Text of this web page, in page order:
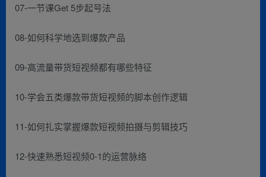
07-一节课Get 5步起号法
08-如何科学地选到爆款产品
09-高流量带货短视频都有哪些特征
10-学会五类爆款带货短视频的脚本创作逻辑
11-如何扎实掌握爆款短视频拍摄与剪辑技巧
12-快速熟悉短视频0-1的运营脉络